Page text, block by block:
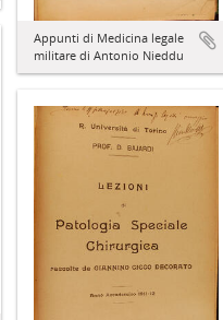
Appunti di Medicina legale
militare di Antonio Nieddu